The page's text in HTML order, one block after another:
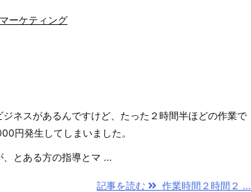
ーケティング
ネスがあるんですけど、たった２時間半ほどの作業で
円発生してしまいました。
とある方の指導とマ ...
記事を読む 作業時間２時間２ ...